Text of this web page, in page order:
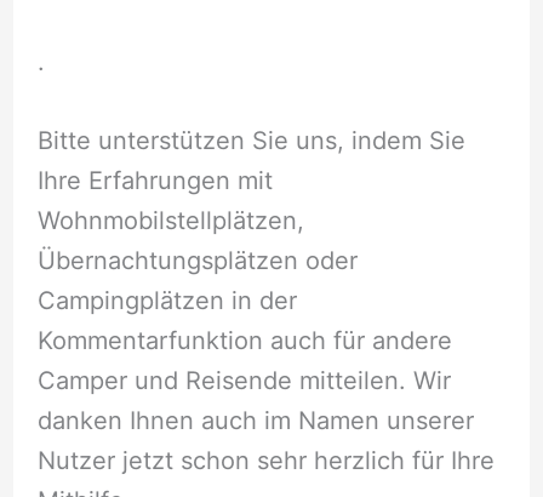
.
Bitte unterstützen Sie uns, indem Sie
Ihre Erfahrungen mit
Wohnmobilstellplätzen,
Übernachtungsplätzen oder
Campingplätzen in der
Kommentarfunktion auch für andere
Camper und Reisende mitteilen. Wir
danken Ihnen auch im Namen unserer
Nutzer jetzt schon sehr herzlich für Ihre